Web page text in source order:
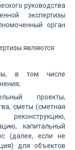
руководства
экспертизы
орган
являются:
в том числе
проекты,
сметы (сметная
капитальный
(далее, если не
для объектов